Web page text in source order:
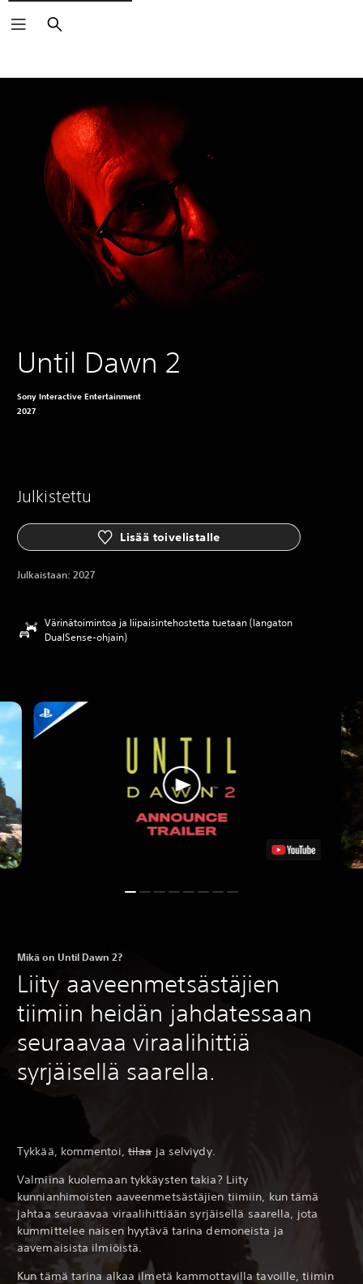
Haku
Until Dawn 2
Sony Interactive Entertainment
2027
Julkistettu
Lisää toivelistalle
Julkaistaan: 2027
Värinätoimintoa ja liipaisintehostetta tuetaan (langaton
DualSense-ohjain)
Mikä on Until Dawn 2?
Liity aaveenmetsästäjien
tiimiin heidän jahdatessaan
seuraavaa viraalihittiä
syrjäisellä saarella.
Tykkää, kommentoi, tilaaja selviydy.
Valmiina kuolemaan tykkäysten takia? Liity
kunnianhimoisten aaveenmetsästäjien tiimiin, kun tämä
jahtaa seuraavaa viraalihittiään syrjäisellä saarella, jota
kummittelee naisen hyytävä tarina demoneista ja
aavemaisista ilmiöistä.
Kun tämä tarina alkaa ilmetä kammottavilla tavoille, tiimin